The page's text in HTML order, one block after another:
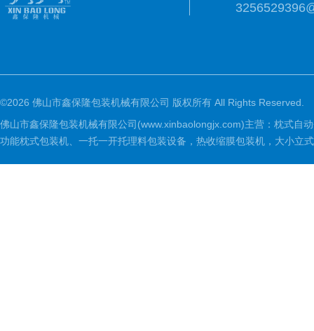
©2026 佛山市鑫保隆包装机械有限公司 版权所有 All Rights Reserved.
佛山市鑫保隆包装机械有限公司(www.xinbaolongjx.com)主营：枕式自
功能枕式包装机、一托一开托理料包装设备，热收缩膜包装机，大小立